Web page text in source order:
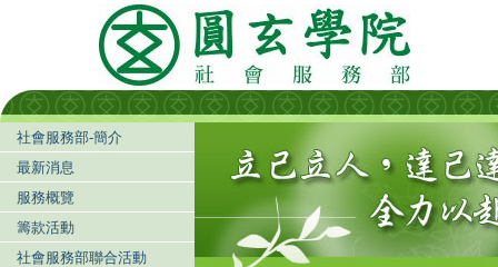
社會服務部-簡介
最新消息
服務概覽
籌款活動
社會服務部聯合活動